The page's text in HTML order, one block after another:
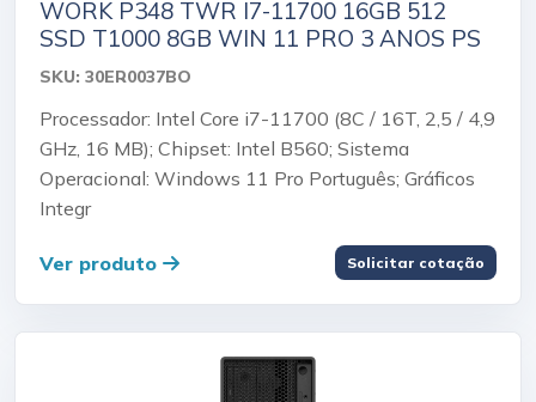
WORK P348 TWR I7-11700 16GB 512
SSD T1000 8GB WIN 11 PRO 3 ANOS PS
SKU: 30ER0037BO
Processador: Intel Core i7-11700 (8C / 16T, 2,5 / 4,9
GHz, 16 MB); Chipset: Intel B560; Sistema
Operacional: Windows 11 Pro Português; Gráficos
Integr
Ver produto Solicitar cotação